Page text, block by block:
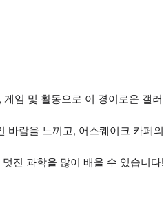
임 및 활동으로 이 경이로운 갤러
바람을 느끼고, 어스퀘이크 카페의
진 과학을 많이 배울 수 있습니다!